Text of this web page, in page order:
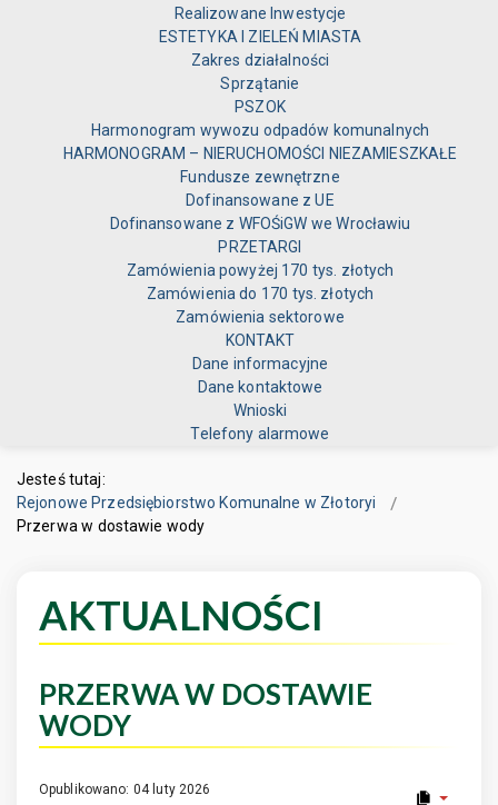
Realizowane Inwestycje
ESTETYKA I ZIELEŃ MIASTA
Zakres działalności
Sprzątanie
PSZOK
Harmonogram wywozu odpadów komunalnych
HARMONOGRAM – NIERUCHOMOŚCI NIEZAMIESZKAŁE
Fundusze zewnętrzne
Dofinansowane z UE
Dofinansowane z WFOŚiGW we Wrocławiu
PRZETARGI
Zamówienia powyżej 170 tys. złotych
Zamówienia do 170 tys. złotych
Zamówienia sektorowe
KONTAKT
Dane informacyjne
Dane kontaktowe
Wnioski
Telefony alarmowe
Jesteś tutaj:
Rejonowe Przedsiębiorstwo Komunalne w Złotoryi
Przerwa w dostawie wody
AKTUALNOŚCI
PRZERWA W DOSTAWIE
WODY
Opublikowano: 04 luty 2026